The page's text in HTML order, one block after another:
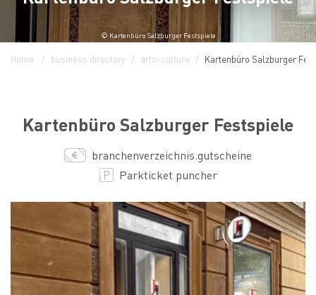
© Kartenbüro Salzburger Festspiele
Home business directory arts-culture Kartenbüro Salzburger
Kartenbüro Salzburger Festspiele
branchenverzeichnis.gutscheine
Parkticket puncher